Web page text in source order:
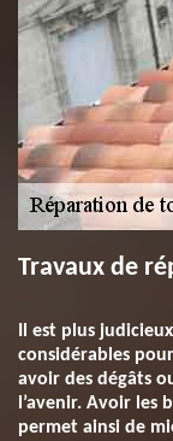
Travaux de
Il est plus
considérables
avoir des dégâts
l’avenir. Avoir les
permet ainsi de